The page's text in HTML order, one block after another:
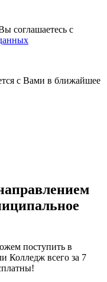
соглашаетесь с
с Вами в ближайшее
поступить в
Колледж всего за 7